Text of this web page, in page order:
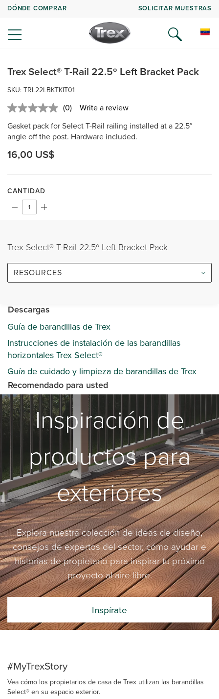
DÓNDE COMPRAR SOLICITAR MUESTRAS
Trex Select® T-Rail 22.5º Left Bracket Pack
SKU: TRL22LBKTKIT01
No
value.
Same
page
(0)
Write a review
Gasket pack for Select T-Rail railing installed at a 22.5°
angle off the post. Hardware included.
16,00 US$
CANTIDAD
Trex Select® T-Rail 22.5º Left Bracket Pack
RESOURCES
Descargas
Guía de barandillas de Trex
Instrucciones de instalación de las barandillas
horizontales Trex Select®
Guía de cuidado y limpieza de barandillas de Trex
Recomendado para usted
Inspiración de
productos para
exteriores
Explora nuestra colección de ideas de diseño,
consejos de expertos del sector, cómo ayudar e
historias de propietario para inspirar tu próximo
proyecto al aire libre.
Inspírate
#MyTrexStory
Vea cómo los propietarios de casa de Trex utilizan las barandillas
Select® en su espacio exterior.